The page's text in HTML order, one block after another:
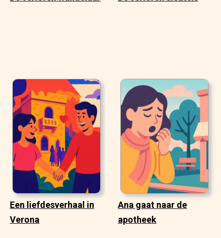
Een liefdesverhaal in
Verona
Ana gaat naar de
apotheek